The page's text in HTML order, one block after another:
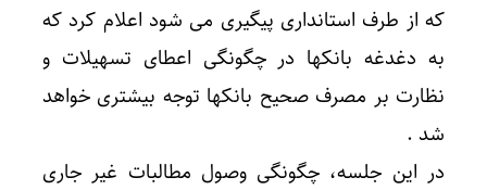
که از طرف استانداری پیگیری می شود اعلام کرد که
به دغدغه بانکها در چگونگی اعطای تسهیلات و
نظارت بر مصرف صحیح بانکها توجه بیشتری خواهد
شد .
در این جلسه، چگونگی وصول مطالبات غیر جاری